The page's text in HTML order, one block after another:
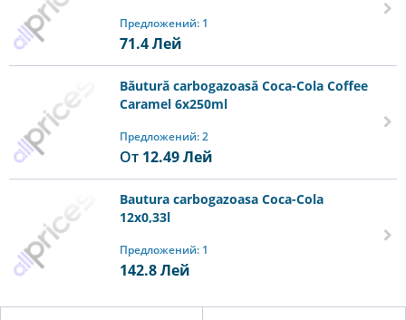
Предложений: 1
71.4Лей
Băutură carbogazoasă Coca-Cola Coffee
Caramel 6x250ml
Предложений: 2
От 12.49Лей
Bautura carbogazoasa Coca-Cola
12x0,33l
Предложений: 1
142.8Лей